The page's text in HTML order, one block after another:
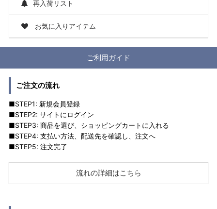
再入荷リスト
お気に入りアイテム
ご利用ガイド
ご注文の流れ
■STEP1: 新規会員登録
■STEP2: サイトにログイン
■STEP3: 商品を選び、ショッピングカートに入れる
■STEP4: 支払い方法、配送先を確認し、注文へ
■STEP5: 注文完了
流れの詳細はこちら